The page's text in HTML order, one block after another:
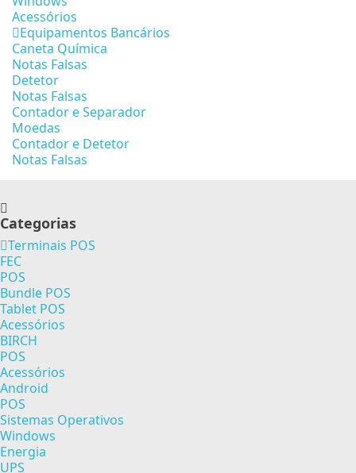
Acessórios
Equipamentos Bancários
Caneta Química
Notas Falsas
Detetor
Notas Falsas
Contador e Separador
Moedas
Contador e Detetor
Notas Falsas
Categorias
Terminais POS
FEC
POS
Bundle POS
Tablet POS
Acessórios
BIRCH
POS
Acessórios
Android
POS
Sistemas Operativos
Windows
Energia
UPS